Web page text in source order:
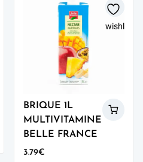
wishlist
BRIQUE 1L
MULTIVITAMINE
BELLE FRANCE
3.79€